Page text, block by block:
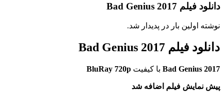
دانلود فیلم Bad Genius 2017
نوشته اولین بار در پدیدار شد.
دانلود فیلم Bad Genius 2017
Bad Genius 2017 با کیفیت BluRay 720p
پیش نمایش فیلم اضافه شد